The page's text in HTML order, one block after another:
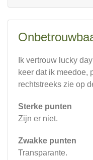
Ik vertrouw lucky
keer dat ik meedoe,
rechtstreeks zie op
Sterke punten
Zijn er niet.
Zwakke punten
Transparante.